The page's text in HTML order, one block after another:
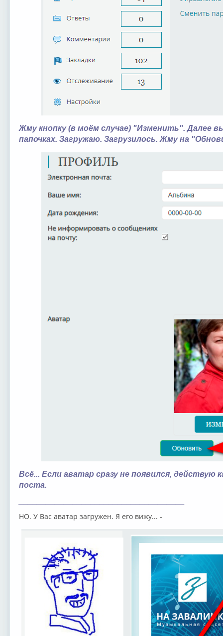
Жму кнопку (в моём случае) "Изменить". Далее
папочках. Загружаю. Загрузилось. Жму на
Всё... Если аватар сразу не появился, действую
поста.
НО. У Вас аватар загружен. Я его вижу... -